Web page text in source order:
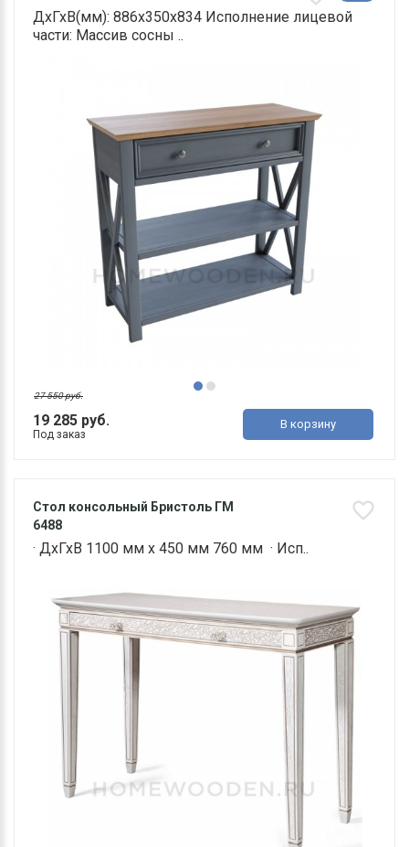
ДхГхВ(мм): 886х350х834 Исполнение лицевой
части: Массив сосны ..
19 285 руб.
27 550 руб.
Под заказ
В корзину
Стол консольный Бристоль ГМ
6488
· ДхГхВ 1100 мм х 450 мм 760 мм · Исп..